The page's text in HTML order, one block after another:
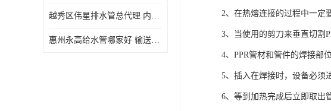
越秀区伟星排水管总代理 内部表面光滑 大功率 效率高
惠州永高给水管哪家好 输送能力强 方便施工和运输
2、在热熔连接的过程中一定
3、当使用的剪刀来垂直切割
4、PPR管材和管件的焊接部
5、插入在焊接时，设备必须
6、等到加热完成后立即取出